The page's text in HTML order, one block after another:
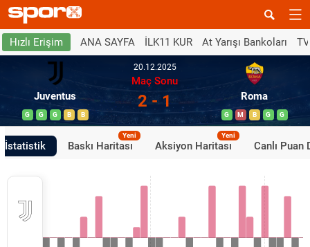
Hızlı Erişim ANA SAYFA İLK11 KUR At Yarışı Bankoları
Juventus
G G G B B
20.12.2025
Maç Sonu
2 - 1 Roma
G M B G G
İstatistik Baskı Haritası
Yeni
Aksiyon Haritası
Yeni
Canlı Puan